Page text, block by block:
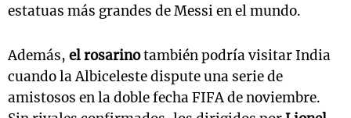
estatuas más grandes de Messi en el mundo.
Además, el rosarinotambién podría visitar India
cuando la Albiceleste dispute una serie de
amistosos en la doble fecha FIFA de noviembre.